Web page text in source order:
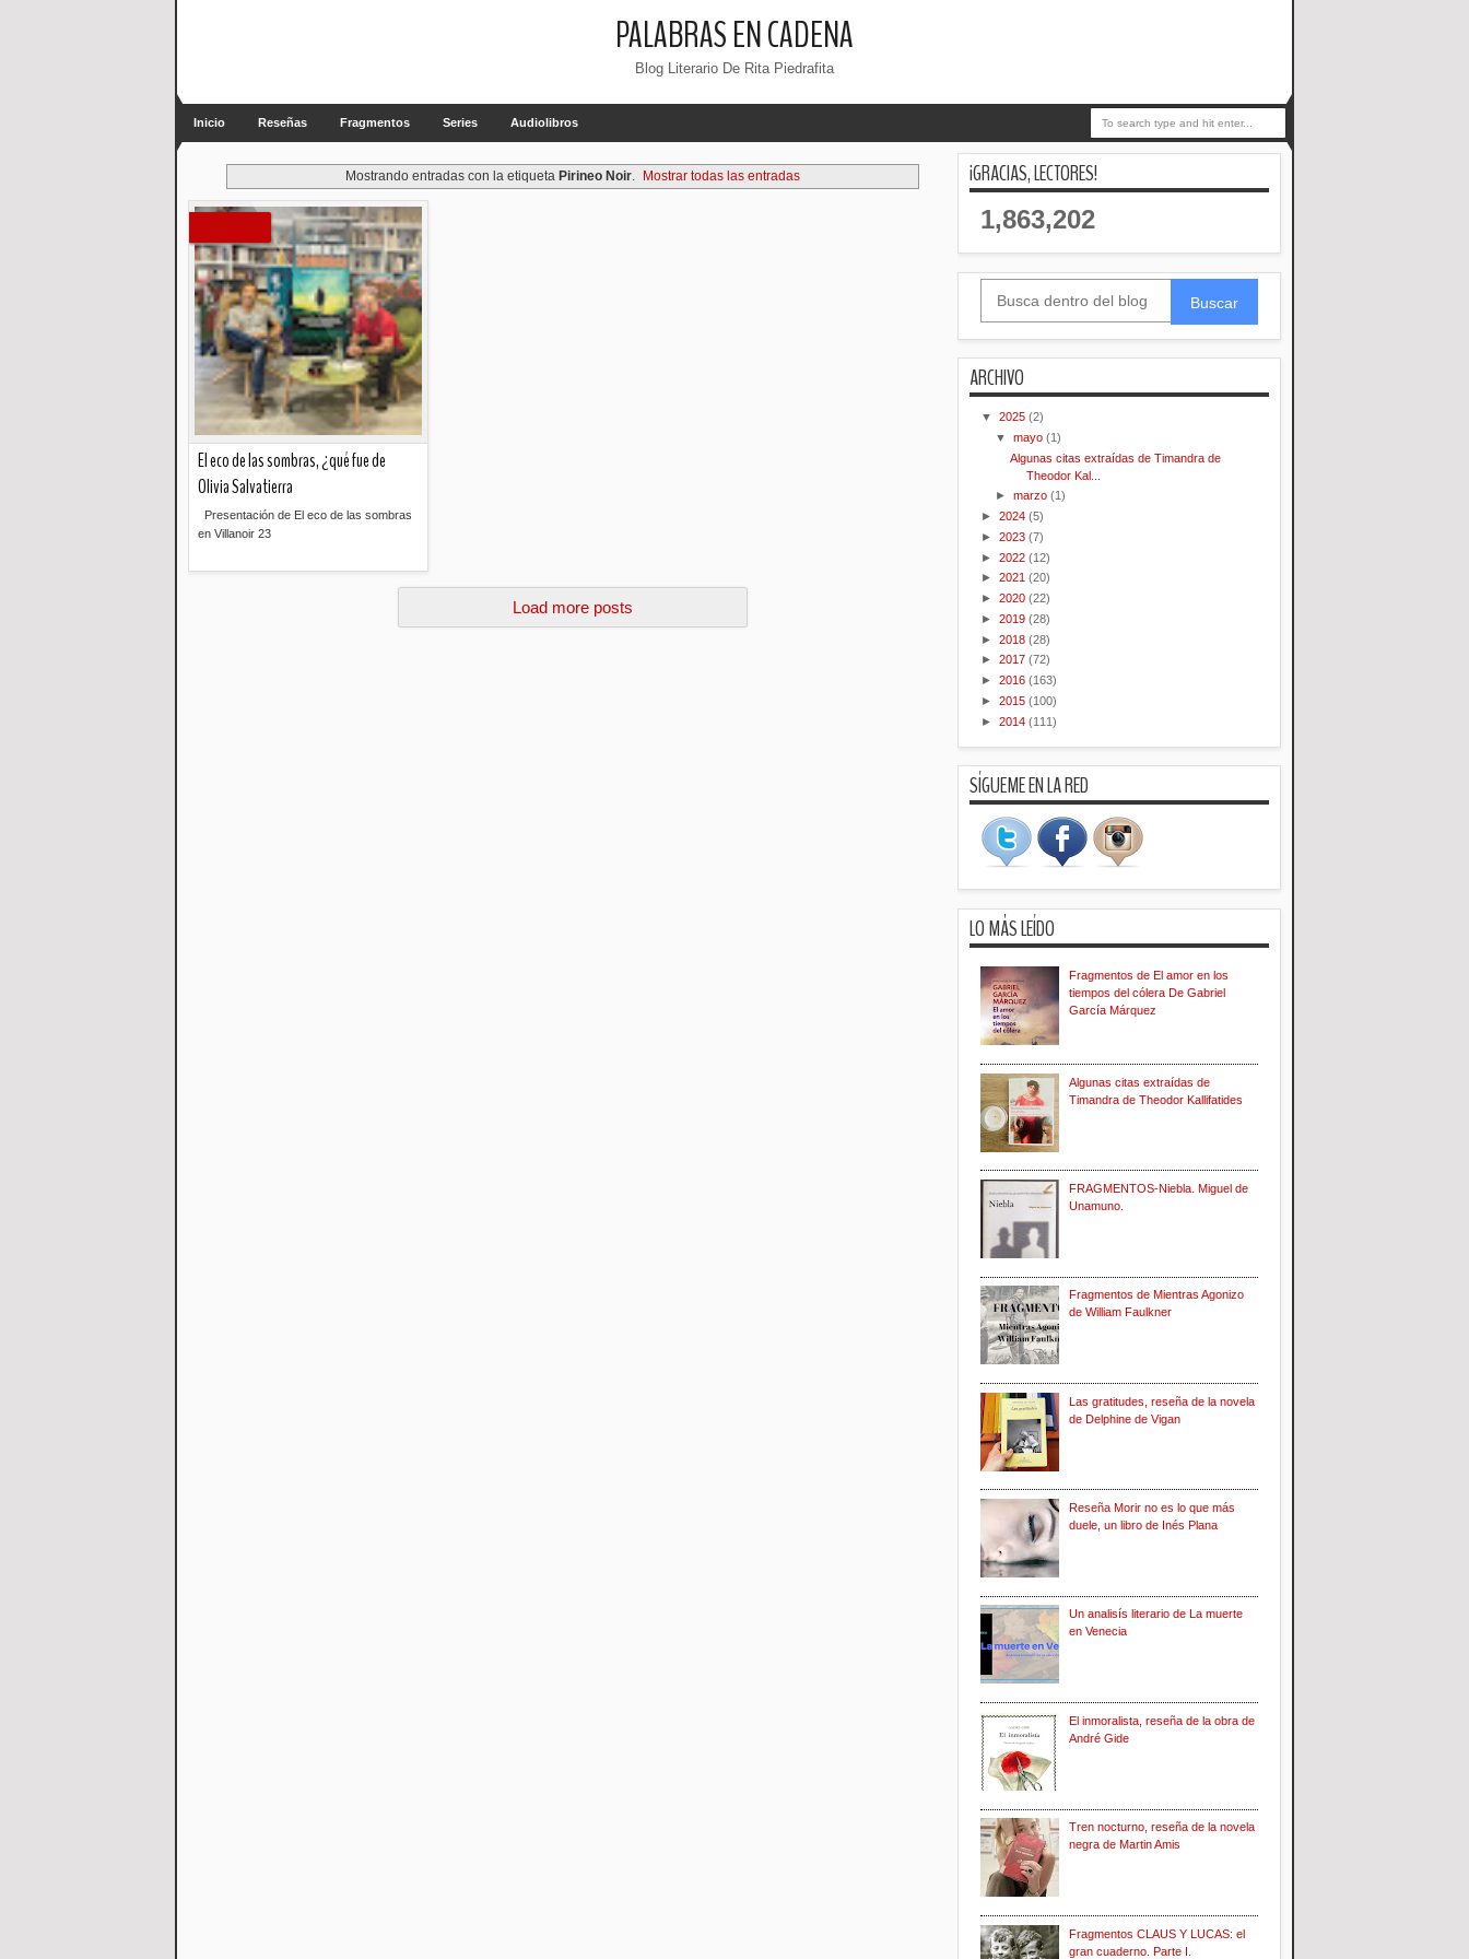
PALABRAS EN CADENA
Blog Literario De Rita Piedrafita
Inicio Reseñas Fragmentos Series Audiolibros
Mostrando entradas con la etiqueta Pirineo Noir. Mostrar todas las entradas
El eco de las sombras, ¿qué fue de
Olivia Salvatierra
Presentación de El eco de las sombras
en Villanoir 23
Load more posts
¡GRACIAS, LECTORES!
1,863,202
Buscar
ARCHIVO
▼ 2025 (2)
▼mayo(1)
Algunas citas extraídas de Timandra de
Theodor Kal...
►marzo(1)
► 2024 (5)
► 2023 (7)
► 2022 (12)
► 2021 (20)
► 2020 (22)
► 2019 (28)
► 2018 (28)
► 2017 (72)
► 2016 (163)
► 2015 (100)
► 2014 (111)
SÍGUEME EN LA RED
LO MÁS LEÍDO
Fragmentos de El amor en los
tiempos del cólera De Gabriel
García Márquez
Algunas citas extraídas de
Timandra de Theodor Kallifatides
FRAGMENTOS-Niebla. Miguel de
Unamuno.
Fragmentos de Mientras Agonizo
de William Faulkner
Las gratitudes, reseña de la novela
de Delphine de Vigan
Reseña Morir no es lo que más
duele, un libro de Inés Plana
Un analisís literario de La muerte
en Venecia
El inmoralista, reseña de la obra de
André Gide
Tren nocturno, reseña de la novela
negra de Martin Amis
Fragmentos CLAUS Y LUCAS: el
gran cuaderno. Parte I.